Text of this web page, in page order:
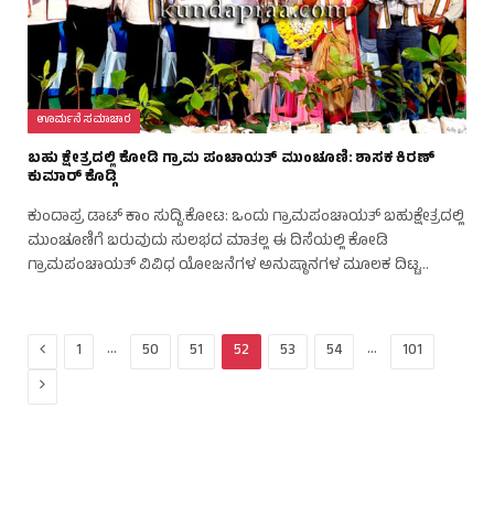
ಊರ್ಮನೆ ಸಮಾಚಾರ
ಬಹು ಕ್ಷೇತ್ರದಲ್ಲಿ ಕೋಡಿ ಗ್ರಾಮ ಪಂಚಾಯತ್ ಮುಂಚೂಣಿ: ಶಾಸಕ ಕಿರಣ್
ಕುಮಾರ್ ಕೊಡ್ಗಿ
ಕುಂದಾಪ್ರ ಡಾಟ್‌ ಕಾಂ ಸುದ್ದಿ.ಕೋಟ: ಒಂದು ಗ್ರಾಮಪಂಚಾಯತ್ ಬಹುಕ್ಷೇತ್ರದಲ್ಲಿ
ಮುಂಚೂಣಿಗೆ ಬರುವುದು ಸುಲಭದ ಮಾತಲ್ಲ ಈ ದಿಸೆಯಲ್ಲಿ ಕೋಡಿ
ಗ್ರಾಮಪಂಚಾಯತ್ ವಿವಿಧ ಯೋಜನೆಗಳ ಅನುಷ್ಠಾನಗಳ ಮೂಲಕ ದಿಟ್ಟ…
Previous
1 … 50 51 52 53 54 … 101
Next